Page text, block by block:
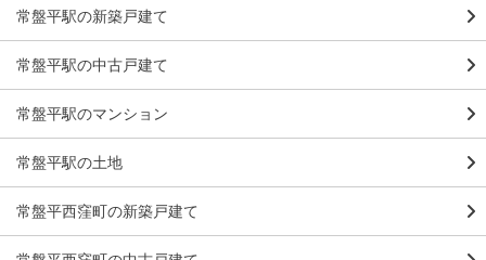
常盤平駅の新築戸建て
常盤平駅の中古戸建て
常盤平駅のマンション
常盤平駅の土地
常盤平西窪町の新築戸建て